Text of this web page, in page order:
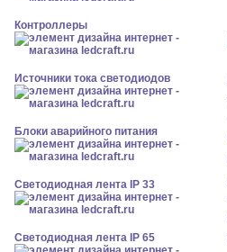
Контроллеры
Источники тока светодиодов
Блоки аварийного питания
Светодиодная лента IP 33
Светодиодная лента IP 65